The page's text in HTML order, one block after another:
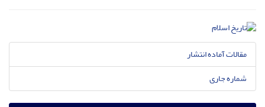
مقالات آماده انتشار
شماره جاری